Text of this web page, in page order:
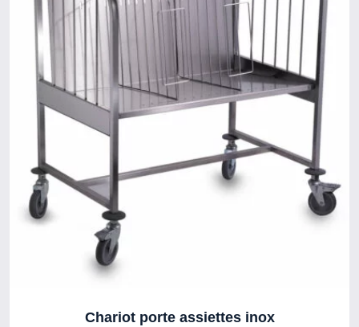
Chariot porte assiettes inox